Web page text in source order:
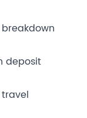
deposit